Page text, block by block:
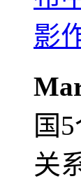
国
关